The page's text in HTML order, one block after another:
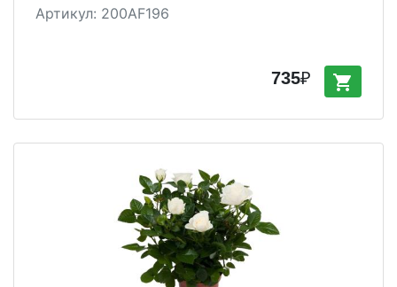
Артикул: 200AF196
735₽ shopping_cart